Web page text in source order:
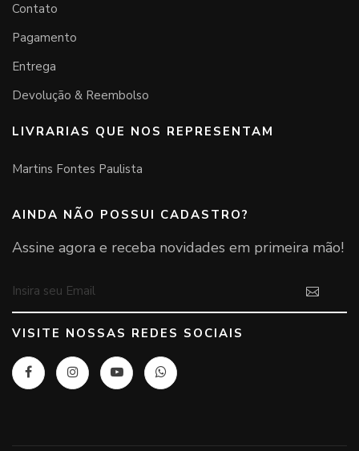
Contato
Pagamento
Entrega
Devolução & Reembolso
LIVRARIAS QUE NOS REPRESENTAM
Martins Fontes Paulista
AINDA NÃO POSSUI CADASTRO?
Assine agora e receba novidades em primeira mão!
VISITE NOSSAS REDES SOCIAIS